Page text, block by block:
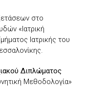
στο
«Ιατρική
Ιατρικής του
Διπλώματος
Μεθοδολογία»